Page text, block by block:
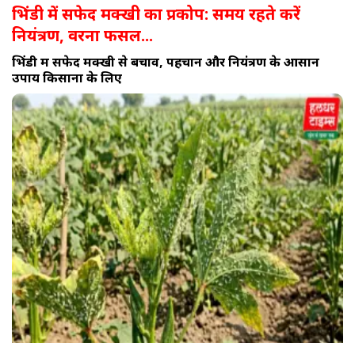
भिंडी में सफेद मक्खी का प्रकोप: समय रहते करें
नियंत्रण, वरना फसल...
भिंडी में सफेद मक्खी से बचाव, पहचान और नियंत्रण के आसान
उपाय किसानों के लिए